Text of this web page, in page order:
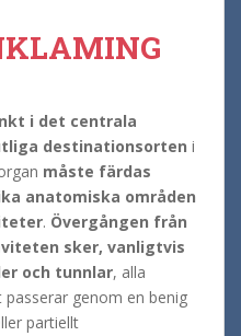
i det centrala
destinationsorten i
måste färdas
anatomiska områden
. Övergången från
sker, vanligtvis
och tunnlar, alla
passerar genom en benig
partiellt